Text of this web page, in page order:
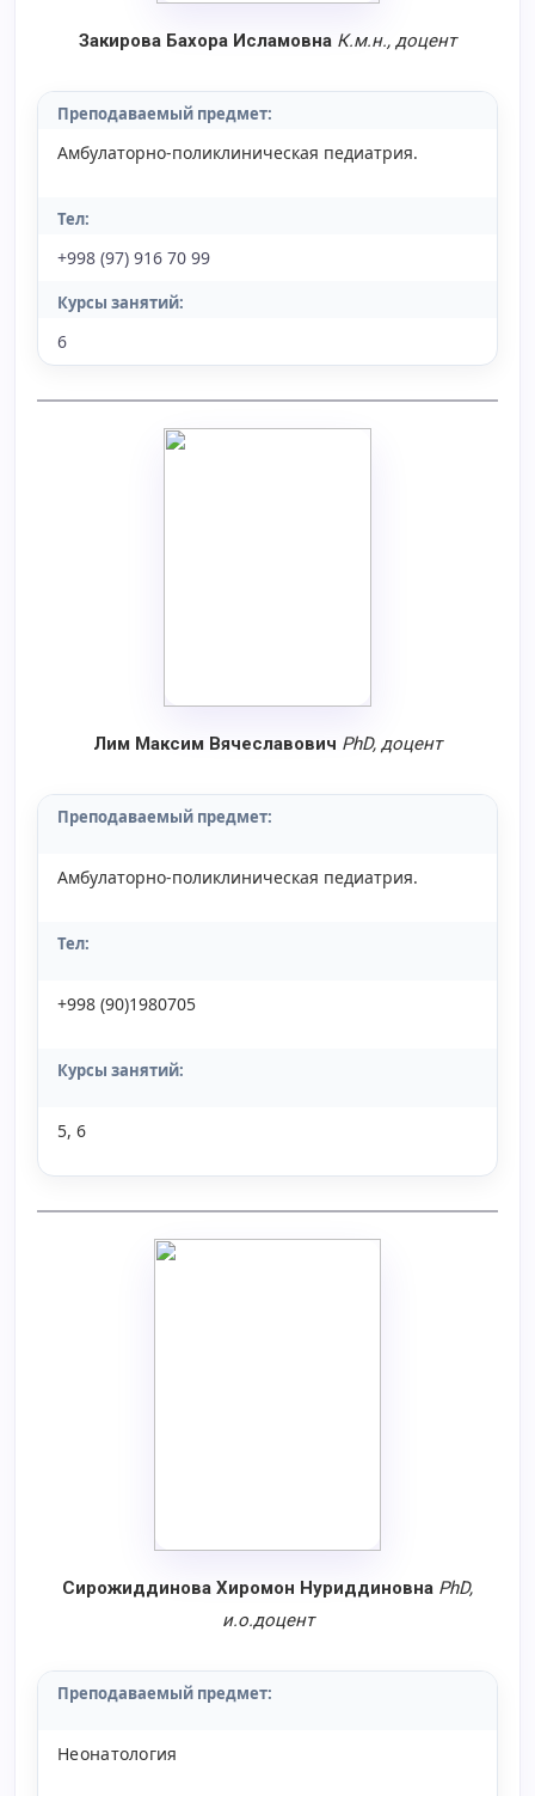
Закирова Бахора Исламовна К.м.н., доцент
Преподаваемый предмет:
Амбулаторно-поликлиническая педиатрия.
Тел:
+998 (97) 916 70 99
Курсы занятий:
6
Лим Максим Вячеславович PhD, доцент
Преподаваемый предмет:
Амбулаторно-поликлиническая педиатрия.
Тел:
+998 (90)1980705
Курсы занятий:
5, 6
Сирожиддинова Хиромон Нуриддиновна PhD,
и.о.доцент
Преподаваемый предмет:
Неонатология